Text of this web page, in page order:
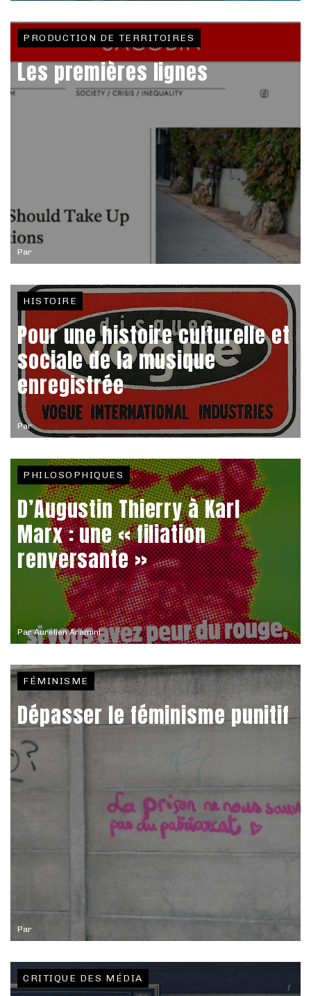
Par
PRODUCTION DE TERRITOIRES
Les premières lignes
Par
HISTOIRE
Pour une histoire culturelle et
sociale de la musique
enregistrée
ParAurélien Aramini
PHILOSOPHIQUES
D’Augustin Thierry à Karl
Marx : une « filiation
renversante »
Par
FÉMINISME
Dépasser le féminisme punitif
CRITIQUE DES MÉDIA